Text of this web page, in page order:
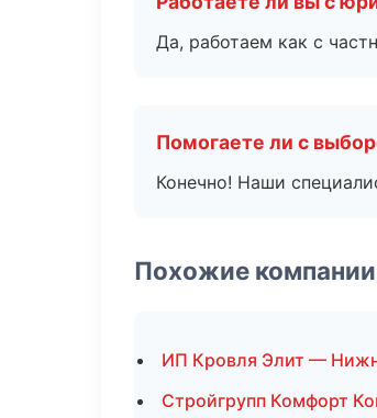
Да, работаем как с
Помогаете ли с
Конечно! Наши
Похожие
ИП Кровля Элит —
Стройгрупп Комфорт